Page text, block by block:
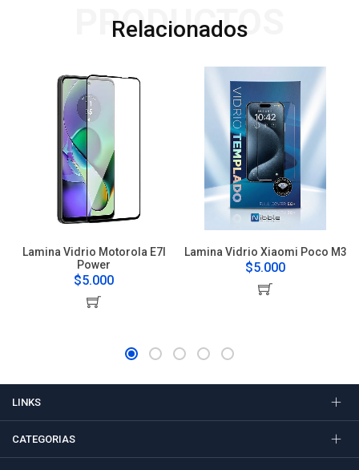
Relacionados
PRODUCTOS
Lamina Vidrio Motorola E7I
Power
$5.000
Lamina Vidrio Xiaomi Poco M3
$5.000
LINKS
CATEGORIAS